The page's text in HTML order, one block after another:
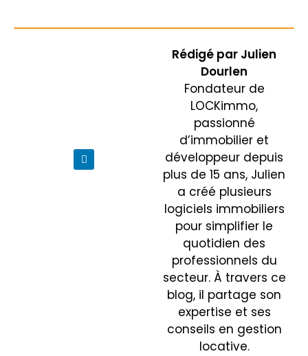
Rédigé par Julien
Dourlen
Fondateur de
LOCKimmo,
passionné
d’immobilier et
développeur depuis
plus de 15 ans, Julien
a créé plusieurs
logiciels immobiliers
pour simplifier le
quotidien des
professionnels du
secteur. À travers ce
blog, il partage son
expertise et ses
conseils en gestion
locative.